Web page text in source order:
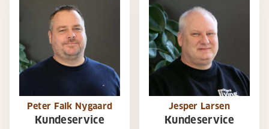
Peter Falk Nygaard
Kundeservice
Jesper Larsen
Kundeservice